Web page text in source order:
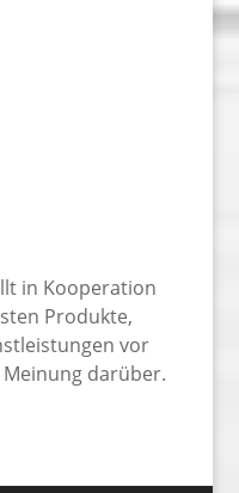
in Kooperation
Produkte,
vor
darüber.